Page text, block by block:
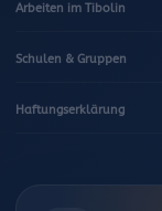
Arbeiten im Tibolin
Schulen & Gruppen
Haftungserklärung